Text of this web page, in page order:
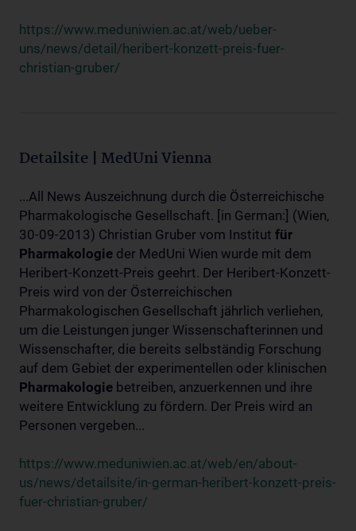
https://www.meduniwien.ac.at/web/ueber-
uns/news/detail/heribert-konzett-preis-fuer-
christian-gruber/
Detailsite | MedUni Vienna
...All News Auszeichnung durch die Österreichische
Pharmakologische Gesellschaft. [in German:] (Wien,
30-09-2013) Christian Gruber vom Institut für
Pharmakologie der MedUni Wien wurde mit dem
Heribert-Konzett-Preis geehrt. Der Heribert-Konzett-
Preis wird von der Österreichischen
Pharmakologischen Gesellschaft jährlich verliehen,
um die Leistungen junger Wissenschafterinnen und
Wissenschafter, die bereits selbständig Forschung
auf dem Gebiet der experimentellen oder klinischen
Pharmakologie betreiben, anzuerkennen und ihre
weitere Entwicklung zu fördern. Der Preis wird an
Personen vergeben...
https://www.meduniwien.ac.at/web/en/about-
us/news/detailsite/in-german-heribert-konzett-preis-
fuer-christian-gruber/